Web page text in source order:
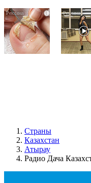
i
Грибок
ногтях
стирается
как
Страны
Казахстан
Атырау
Радио Дача